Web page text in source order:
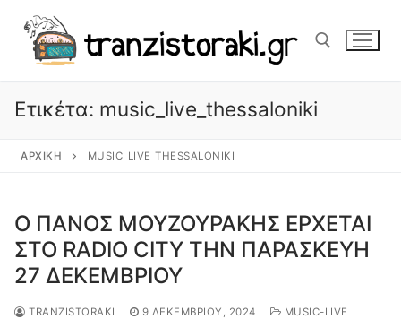
περιεχόμενο
Αναζήτηση για:
Ετικέτα: music_live_thessaloniki
ΑΡΧΙΚΉ MUSIC_LIVE_THESSALONIKI
Ο ΠΑΝΟΣ ΜΟΥΖΟΥΡΑΚΗΣ ΕΡΧΕΤΑΙ
ΣΤΟ RADIO CITY ΤΗΝ ΠΑΡΑΣΚΕΥΗ
27 ΔΕΚΕΜΒΡΙΟΥ
TRANZISTORAKI 9 ΔΕΚΕΜΒΡΊΟΥ, 2024
MUSIC-LIVE